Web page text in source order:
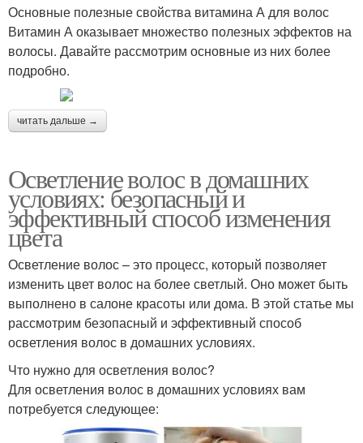
Основные полезные свойства витамина А для волос
Витамин А оказывает множество полезных эффектов на
волосы. Давайте рассмотрим основные из них более
подробно.
читать дальше →
Осветление волос в домашних
условиях: безопасный и
эффективный способ изменения
цвета
Осветление волос – это процесс, который позволяет
изменить цвет волос на более светлый. Оно может быть
выполнено в салоне красоты или дома. В этой статье мы
рассмотрим безопасный и эффективный способ
осветления волос в домашних условиях.
Что нужно для осветления волос?
Для осветления волос в домашних условиях вам
потребуется следующее: